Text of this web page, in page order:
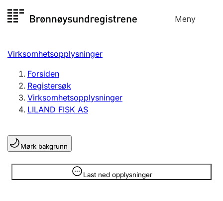
til
Meny
Registersøk
Aksjeselskap
Enkeltpersonforetak
Registrere, endre, slette
Lag og forening
Registrere, endre, slette
Virksomhetsopplysninger
Forsiden
Registersøk
Virksomhetsopplysninger
LILAND FISK AS
Mørk bakgrunn
Last ned opplysninger
Opplysninger er skjult